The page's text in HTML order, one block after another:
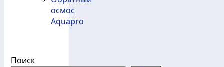
осмос
Aquapro
Поиск